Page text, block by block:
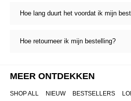
Hoe lang duurt het voordat ik mijn
Hoe retourneer ik mijn bestelling?
MEER ONTDEKKEN
SHOP ALL NIEUW BESTSELLERS